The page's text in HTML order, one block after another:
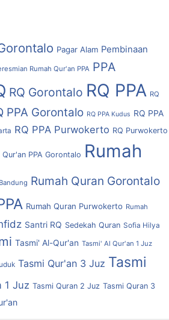
Pagar Alam Pembinaan
Rumah Qur'an PPA PPA
RQ Gorontalo RQ PPA RQ
PPA Gorontalo RQ PPA Kudus RQ PPA
RQ PPA Purwokerto RQ Purwokerto
Qur'an PPA Gorontalo Rumah
Rumah Quran Gorontalo
Rumah Quran Purwokerto Rumah
Santri RQ Sedekah Quran Sofia Hilya
Tasmi' Al-Qur'an Tasmi' Al Qur'an 1 Juz
Tasmi Qur'an 3 Juz Tasmi
1 Juz Tasmi Quran 2 Juz Tasmi Quran 3